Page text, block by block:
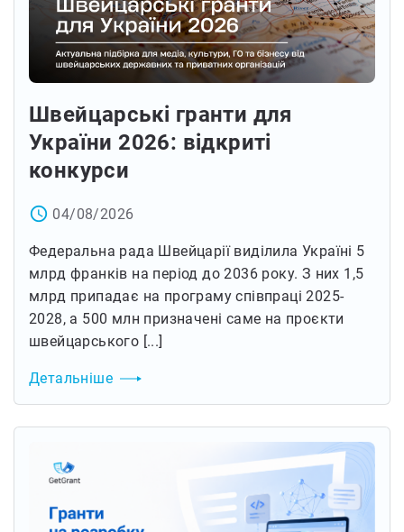
Швейцарські гранти для
України 2026: відкриті
конкурси
access_time 04/08/2026
Федеральна рада Швейцарії виділила Україні 5
млрд франків на період до 2036 року. З них 1,5
млрд припадає на програму співпраці 2025-
2028, а 500 млн призначені саме на проєкти
швейцарського [...]
Детальніше